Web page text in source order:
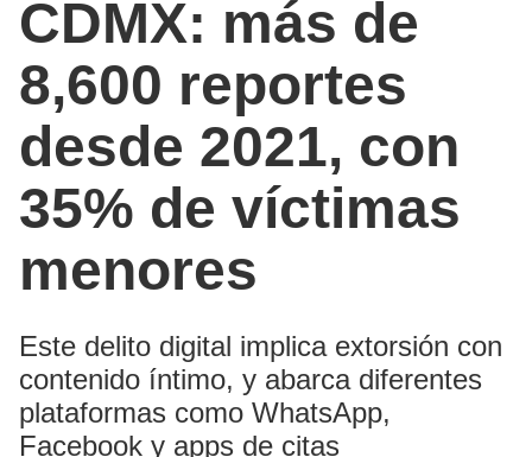
CDMX: más de
8,600 reportes
desde 2021, con
35% de víctimas
menores
Este delito digital implica extorsión con
contenido íntimo, y abarca diferentes
plataformas como WhatsApp,
Facebook y apps de citas